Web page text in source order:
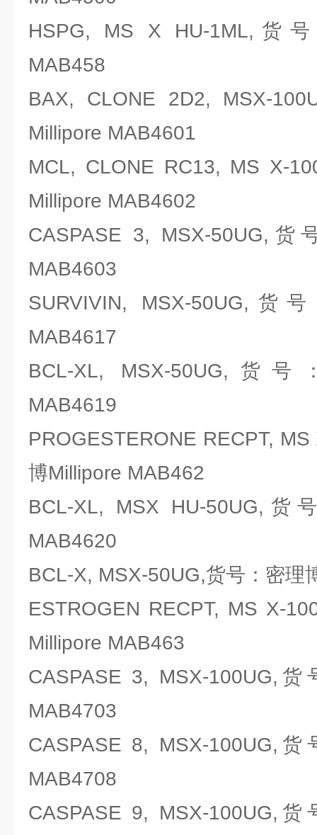
HSPG, MS X HU-1ML,货
MAB458
BAX, CLONE 2D2, MSX-
Millipore MAB4601
MCL, CLONE RC13, MS X-
Millipore MAB4602
CASPASE 3, MSX-50UG,货
MAB4603
SURVIVIN, MSX-50UG,货
MAB4617
BCL-XL, MSX-50UG,货
MAB4619
PROGESTERONE RECPT,
博Millipore MAB462
BCL-XL, MSX HU-50UG,货
MAB4620
BCL-X, MSX-50UG,货号：密理
ESTROGEN RECPT, MS X-
Millipore MAB463
CASPASE 3, MSX-100UG,
MAB4703
CASPASE 8, MSX-100UG,
MAB4708
CASPASE 9, MSX-100UG,